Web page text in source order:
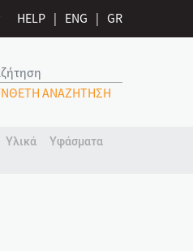
HELP | ENG | GR
ΑΝΑΖΗΤΗΣΗ
Υλικά Υφάσματα